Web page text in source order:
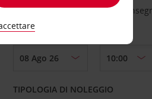
Scegli una località di
DAL GIORNO
TIPOLOGIA DI NOLEGGIO